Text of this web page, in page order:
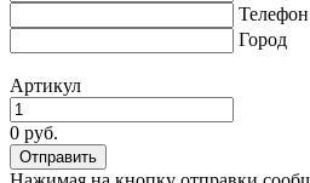
Телефон
Город
Артикул
0 руб.